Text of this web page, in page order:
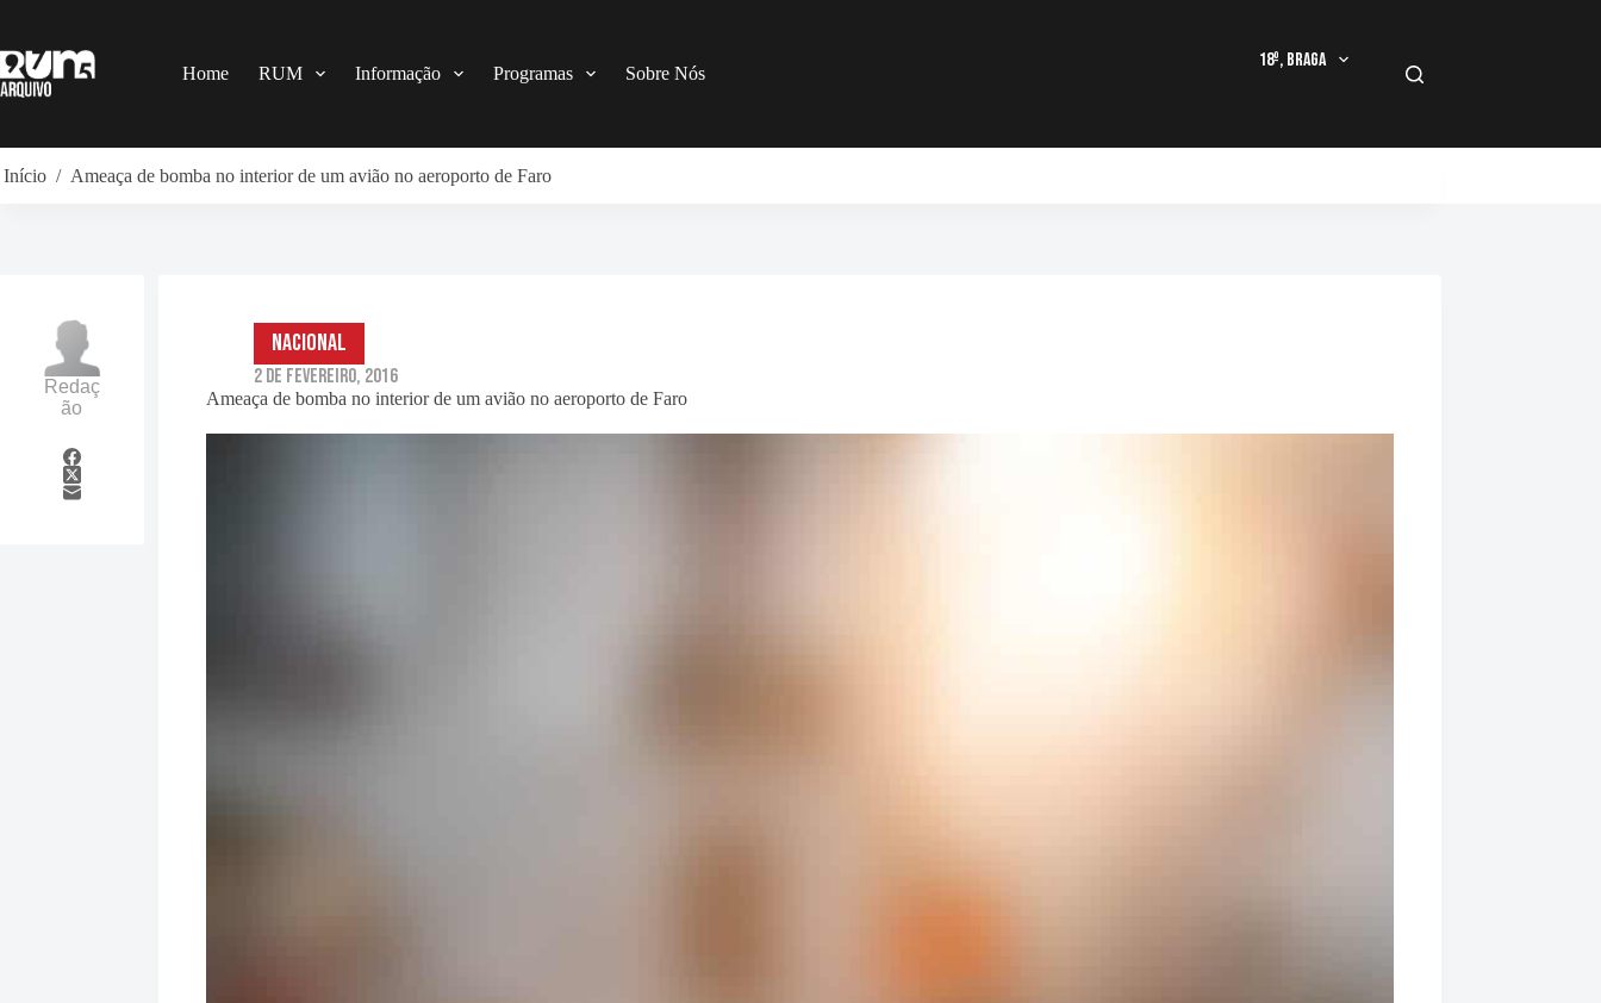
o
conteúdo
Home RUM Informação Programas Sobre Nós
18º, Braga
Início / Ameaça de bomba no interior de um avião no aeroporto de Faro
Ameaça de bomba no interior de um avião no aeroporto de Faro
Nacional
2 de Fevereiro, 2016
Redaç
ão